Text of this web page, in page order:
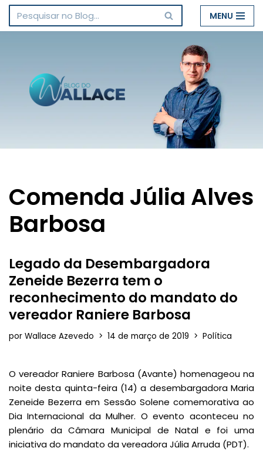
Pular
conteúdo
MENU
Comenda Júlia Alves
Barbosa
Legado da Desembargadora
Zeneide Bezerra tem o
reconhecimento do mandato do
vereador Raniere Barbosa
por Wallace Azevedo 14 de março de 2019 Política
O vereador Raniere Barbosa (Avante) homenageou na
noite desta quinta-feira (14) a desembargadora Maria
Zeneide Bezerra em Sessão Solene comemorativa ao
Dia Internacional da Mulher. O evento aconteceu no
plenário da Câmara Municipal de Natal e foi uma
iniciativa do mandato da vereadora Júlia Arruda (PDT).